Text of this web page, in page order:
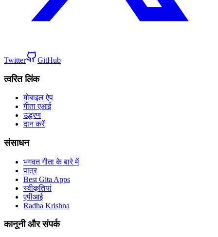
Twitter GitHub
त्वरित लिंक
मोबाइल ऐप
गीता एआई
उद्धरण
दान करें
संसाधन
भगवत गीता के बारे में
पात्र
Best Gita Apps
स्वीकृतियां
एपीआई
Radha Krishna
कानूनी और संपर्क